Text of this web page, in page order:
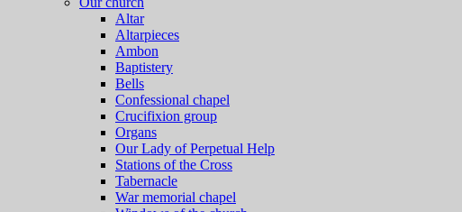
Altar
Altarpieces
Ambon
Baptistery
Bells
Confessional chapel
Crucifixion group
Organs
Our Lady of Perpetual Help
Stations of the Cross
Tabernacle
War memorial chapel